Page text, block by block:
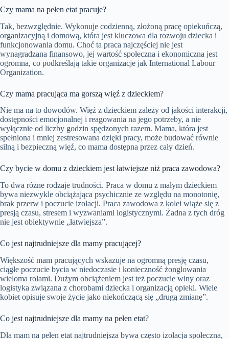
Czy mama na pełen etat pracuje?
Tak, bezwzględnie. Wykonuje codzienną, złożoną pracę opiekuńczą,
organizacyjną i domową, która jest kluczowa dla rozwoju dziecka i
funkcjonowania domu. Choć ta praca najczęściej nie jest
wynagradzana finansowo, jej wartość społeczna i ekonomiczna jest
ogromna, co podkreślają takie organizacje jak International Labour
Organization.
Czy mama pracująca ma gorszą więź z dzieckiem?
Nie ma na to dowodów. Więź z dzieckiem zależy od jakości interakcji,
dostępności emocjonalnej i reagowania na jego potrzeby, a nie
wyłącznie od liczby godzin spędzonych razem. Mama, która jest
spełniona i mniej zestresowana dzięki pracy, może budować równie
silną i bezpieczną więź, co mama dostępna przez cały dzień.
Czy bycie w domu z dzieckiem jest łatwiejsze niż praca zawodowa?
To dwa różne rodzaje trudności. Praca w domu z małym dzieckiem
bywa niezwykle obciążająca psychicznie ze względu na monotonię,
brak przerw i poczucie izolacji. Praca zawodowa z kolei wiąże się z
presją czasu, stresem i wyzwaniami logistycznymi. Żadna z tych dróg
nie jest obiektywnie „łatwiejsza”.
Co jest najtrudniejsze dla mamy pracującej?
Większość mam pracujących wskazuje na ogromną presję czasu,
ciągłe poczucie bycia w niedoczasie i konieczność żonglowania
wieloma rolami. Dużym obciążeniem jest też poczucie winy oraz
logistyka związana z chorobami dziecka i organizacją opieki. Wiele
kobiet opisuje swoje życie jako niekończącą się „drugą zmianę”.
Co jest najtrudniejsze dla mamy na pełen etat?
Dla mam na pełen etat najtrudniejsza bywa często izolacja społeczna,